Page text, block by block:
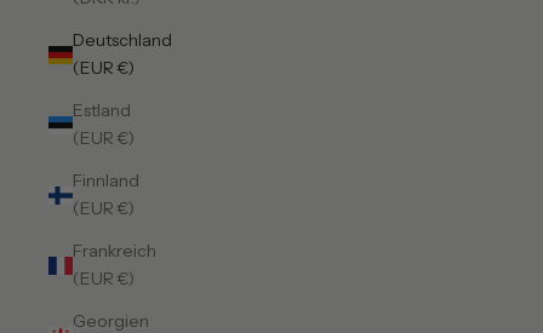
Deutschland
(EUR €)
Estland
(EUR €)
Finnland
(EUR €)
Frankreich
(EUR €)
Georgien